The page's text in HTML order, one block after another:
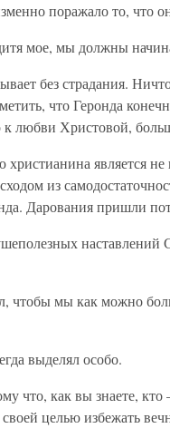
поражало то, что
мое, мы должны
без страдания.
что Геронда
к любви Христовой,
является
из
Дарования пришли
наставлений
чтобы мы как можно
выделял особо.
что, как вы знаете,
целью избежать